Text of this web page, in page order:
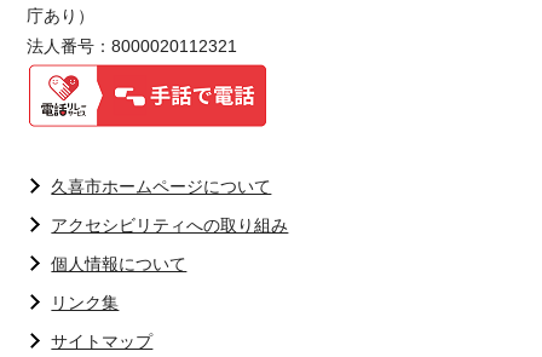
庁あり）
法人番号：8000020112321
久喜市ホームページについて
アクセシビリティへの取り組み
個人情報について
リンク集
サイトマップ